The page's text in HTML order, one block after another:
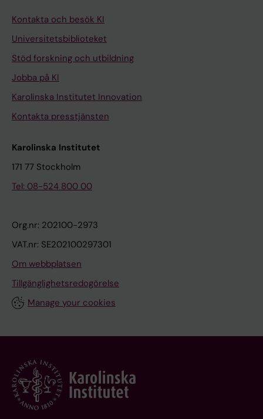
Kontakta och besök KI
Universitetsbiblioteket
Stöd forskning och utbildning
Jobba på KI
Karolinska Institutet Innovation
Kontakta presstjänsten
Karolinska Institutet
171 77 Stockholm
Tel: 08-524 800 00
Org.nr: 202100-2973
VAT.nr: SE202100297301
Om webbplatsen
Tillgänglighetsredogörelse
Manage your cookies